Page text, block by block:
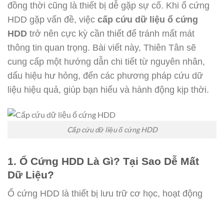
đồng thời cũng là thiết bị dễ gặp sự cố. Khi ổ cứng
HDD gặp vấn đề, việc cấp cứu dữ liệu ổ cứng
HDD trở nên cực kỳ cần thiết để tránh mất mát
thông tin quan trọng. Bài viết này, Thiên Tân sẽ
cung cấp một hướng dẫn chi tiết từ nguyên nhân,
dấu hiệu hư hỏng, đến các phương pháp cứu dữ
liệu hiệu quả, giúp bạn hiểu và hành động kịp thời.
Cấp cứu dữ liệu ổ cứng HDD
1. Ổ Cứng HDD Là Gì? Tại Sao Dễ Mất
Dữ Liệu?
Ổ cứng HDD là thiết bị lưu trữ cơ học, hoạt động